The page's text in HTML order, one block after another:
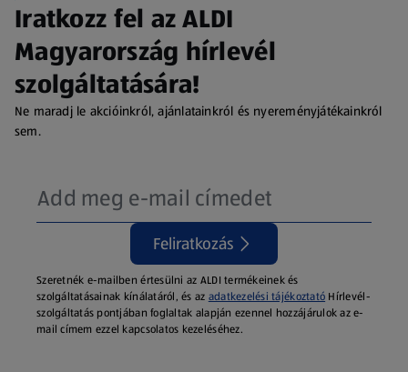
Iratkozz fel az ALDI
Magyarország hírlevél
szolgáltatására!
Ne maradj le akcióinkról, ajánlatainkról és nyereményjátékainkról
sem.
Feliratkozás
Szeretnék e-mailben értesülni az ALDI termékeinek és
szolgáltatásainak kínálatáról, és az adatkezelési tájékoztató Hírlevél-
szolgáltatás pontjában foglaltak alapján ezennel hozzájárulok az e-
mail címem ezzel kapcsolatos kezeléséhez.